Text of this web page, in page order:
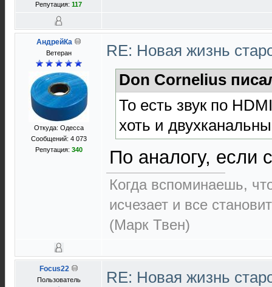
Репутация: 117
АндрейКа
Ветеран
Откуда: Одесса
Сообщений: 4 073
Репутация: 340
RE: Новая жизнь
Don Cornelius
То есть звук по
хоть и
По аналогу, если
Когда вспоминаешь,
исчезает и все
(Марк Твен)
Focus22
Пользователь RE: Новая жизнь